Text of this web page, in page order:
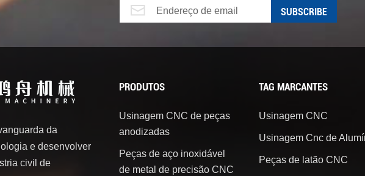
da
e desenvolver
civil de
PRODUTOS
Usinagem CNC de peças
anodizadas
Peças de aço inoxidável
de metal de precisão CNC
TAG MARCANTES
Usinagem CNC
Usinagem Cnc de
Peças de latão CNC